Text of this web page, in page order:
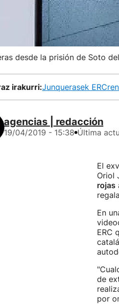
desde la prisión de Soto
irakurri:Junquerasek
agencias | redacción
19/04/2019 - 15:38 Última
El
Oriol
rojas
En
ERC
de
por